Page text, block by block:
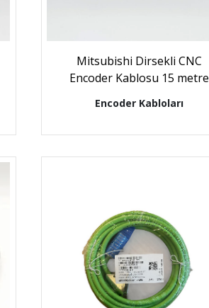
Mitsubishi Dirsekli CNC
Encoder Kablosu 15 metre
Encoder Kabloları